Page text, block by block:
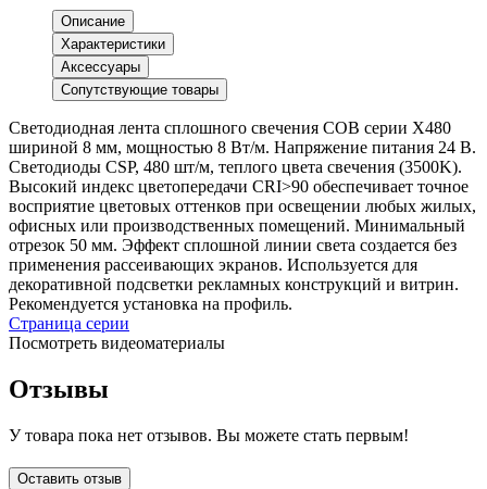
Описание
Характеристики
Аксессуары
Сопутствующие товары
Светодиодная лента сплошного свечения COB серии X480
шириной 8 мм, мощностью 8 Вт/м. Напряжение питания 24 В.
Светодиоды CSP, 480 шт/м, теплого цвета свечения (3500K).
Высокий индекс цветопередачи CRI>90 обеспечивает точное
восприятие цветовых оттенков при освещении любых жилых,
офисных или производственных помещений. Минимальный
отрезок 50 мм. Эффект сплошной линии света создается без
применения рассеивающих экранов. Используется для
декоративной подсветки рекламных конструкций и витрин.
Рекомендуется установка на профиль.
Страница серии
Посмотреть видеоматериалы
Отзывы
У товара пока нет отзывов. Вы можете стать первым!
Оставить отзыв